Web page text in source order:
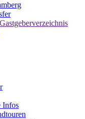
Infos